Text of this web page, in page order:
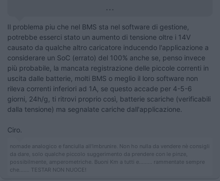
...
Il problema piu che nel BMS sta nel software di gestione,
potrebbe esserci stato un aumento di tensione oltre i 14V
causato da qualche altro caricatore inducendo l'applicazione a
considerare un SoC (errato) del 100% anche se, penso invece
più probabile, la mancata registrazione delle piccole correnti in
uscita dalle batterie, molti BMS o meglio il loro software non
rileva correnti inferiori ad 1A, se questo accade per 4-5-6
giorni, 24h/g, ti ritrovi proprio così, batterie scariche (verificabili
dalla tensione) ma segnalate cariche dall'applicazione.
Ciro.
nomade analogico e fanciulla all'imbrunire. Non ho nulla da vendere nè consigli
da dare, solo qualche piccolo suggerimento da prendere con le pinze,
possibilmente, amperometriche. Buoni Km a tutti e......... rammentate sempre
che....... TESTAR NON NUOCE!